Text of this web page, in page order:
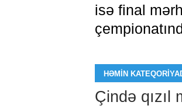
isə final
HƏMIN
Çində qızıl